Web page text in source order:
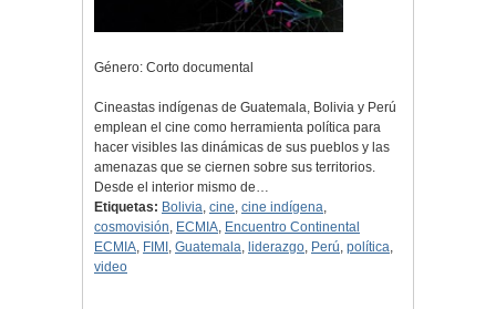
Género: Corto documental
Cineastas indígenas de Guatemala, Bolivia y Perú
emplean el cine como herramienta política para
hacer visibles las dinámicas de sus pueblos y las
amenazas que se ciernen sobre sus territorios.
Desde el interior mismo de…
Etiquetas: Bolivia, cine, cine indígena,
cosmovisión, ECMIA, Encuentro Continental
ECMIA, FIMI , Guatemala, liderazgo, Perú, política,
video